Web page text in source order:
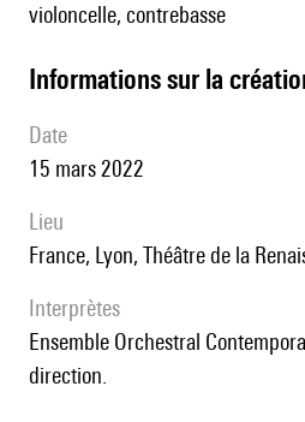
violoncelle, contrebasse
informations sur la
date
15 mars 2022
lieu
France, Lyon, Théâtre de la
interprètes
Ensemble Orchestral Contemporain ; Bruno Mantovani,
direction.